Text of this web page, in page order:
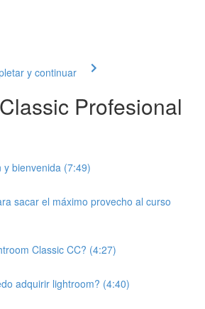
y continuar
Profesional
y bienvenida (7:49)
sacar el máximo provecho al curso
Classic CC? (4:27)
adquirir lightroom? (4:40)